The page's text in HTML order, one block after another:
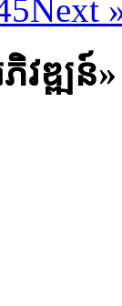
5Next
វឌ្ឍន៍»